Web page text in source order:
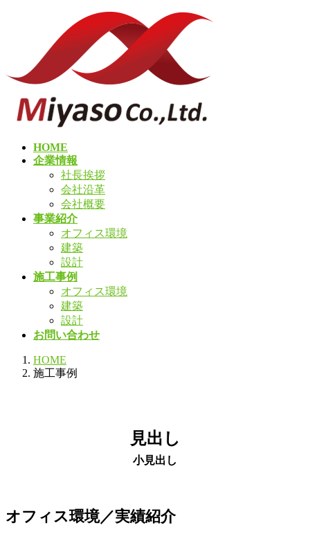
ツ
シ
HOME
企業情報
社長挨拶
会社沿革
会社概要
事業紹介
オフィス環境
建築
設計
施工事例
オフィス環境
建築
設計
お問い合わせ
HOME
施工事例
見出し
小見出し
オフィス環境／実績紹介